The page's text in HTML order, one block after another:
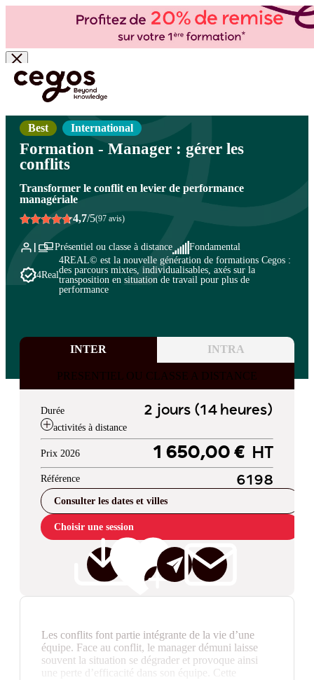
Skip to main content
Vous êtes ici : Accueil >Cegos, organisme de formation à Paris et en régions
Management et leadership
Best International
Formation - Manager : gérer les
conflits
Transformer le conflit en levier de performance
managériale
4,7/5(97 avis)
Présentiel ou classe à distance Fondamental
4Real
4REAL© est la nouvelle génération de formations Cegos :
des parcours mixtes, individualisables, axés sur la
transposition en situation de travail pour plus de
performance
INTER INTRA
PRESENTIEL OU CLASSE A DISTANCE
Durée 2 jours (14 heures)
activités à distance
Prix 2026 1 650,00 € HT
Référence 6198
Consulter les dates et villes
Choisir une session
Les conflits font partie intégrante de la vie d’une
équipe. Face au conflit, le manager démuni laisse
souvent la situation se dégrader et provoque ainsi
une perte d’efficacité dans son équipe. Cette